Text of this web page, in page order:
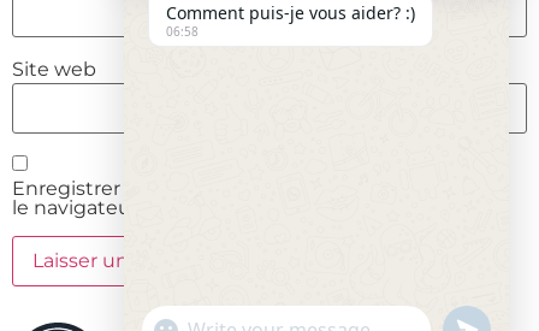
Site web
Enregistrer mon nom, mon e-mail et mon site dans
le navigateur pour mon prochain commentaire.
Comment puis-je vous aider? :)
06:58